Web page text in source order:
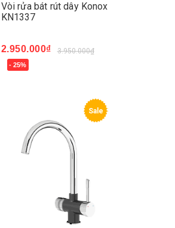
Vòi rửa bát rút dây Konox
KN1337
2.950.000₫ 3.950.000₫
- 25%
Mua ngay
Sale